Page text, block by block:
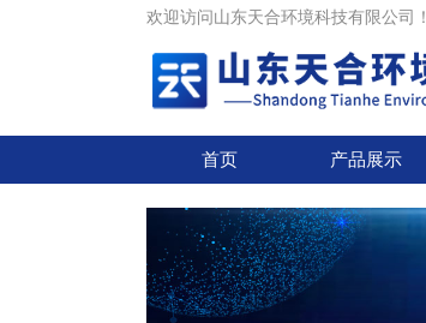
欢迎访问山东天合环境科技有限公司！
首页 产品展示